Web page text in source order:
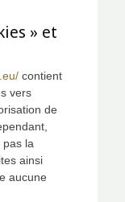
» et
contient
vers
de
pas la
ainsi
aucune